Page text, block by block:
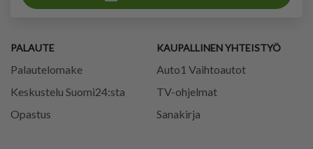
PALAUTE
Palautelomake
Keskustelu Suomi24:sta
Opastus
KAUPALLINEN YHTEISTYÖ
Auto1 Vaihtoautot
TV-ohjelmat
Sanakirja